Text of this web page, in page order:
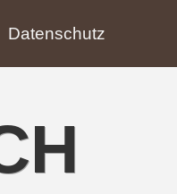
Datenschutz